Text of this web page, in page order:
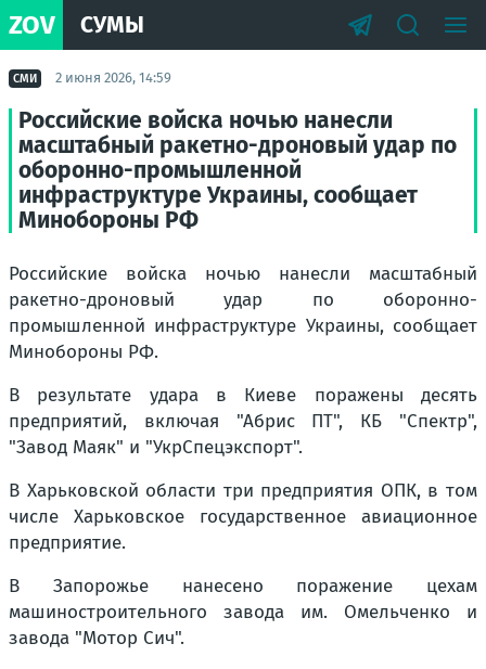
ZOV СУМЫ
СМИ 2 июня 2026, 14:59
Российские войска ночью нанесли
масштабный ракетно-дроновый удар по
оборонно-промышленной
инфраструктуре Украины, сообщает
Минобороны РФ
Российские войска ночью нанесли масштабный
ракетно-дроновый удар по оборонно-
промышленной инфраструктуре Украины, сообщает
Минобороны РФ.
В результате удара в Киеве поражены десять
предприятий, включая "Абрис ПТ", КБ "Спектр",
"Завод Маяк" и "УкрСпецэкспорт".
В Харьковской области три предприятия ОПК, в том
числе Харьковское государственное авиационное
предприятие.
В Запорожье нанесено поражение цехам
машиностроительного завода им. Омельченко и
завода "Мотор Сич".